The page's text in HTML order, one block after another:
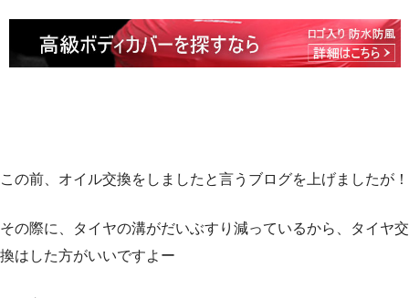
この前、オイル交換をしましたと言うブログを上げましたが！
その際に、タイヤの溝がだいぶすり減っているから、タイヤ交
換はした方がいいですよー